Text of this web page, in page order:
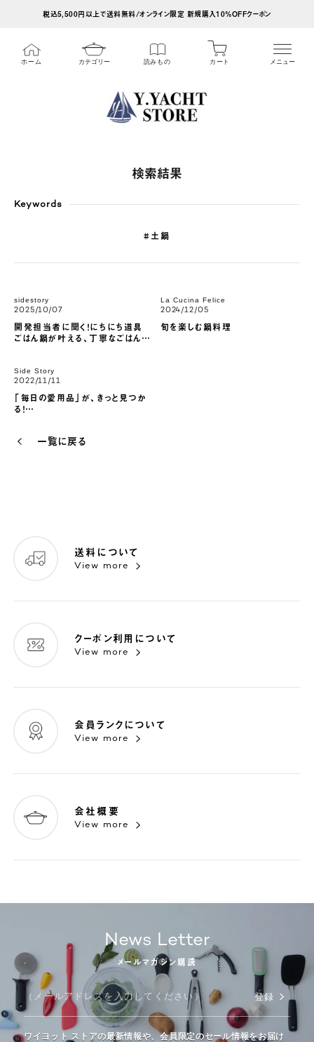
税込5,500円以上で送料無料/オンライン限定 新規購入10%OFFクーポン
ホーム カテゴリー 読みもの カート メニュー
検索結果
Keywords
#土鍋
sidestory
2025/10/07
開発担当者に聞く！にちにち道具
ごはん鍋が叶える、丁寧なごはん体
La Cucina Felice
2024/12/05
旬を楽しむ鍋料理
Side Story
2022/11/11
「毎日の愛用品」が、きっと見つか
る！
Homeland（ホームランド）
一覧に戻る
送料について
View more
クーポン利用について
View more
会員ランクについて
View more
会社概要
View more
News Letter
メールマガジン購読
登録
ワイヨット ストアの最新情報や、会員限定のセール情報をお届け